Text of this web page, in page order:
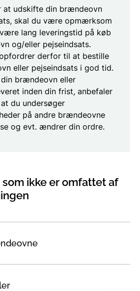
at udskifte din brændeovn
skal du være opmærksom
lang leveringstid på køb
og/eller pejseindsats.
derfor til at bestille
eller pejseindsats i god tid.
brændeovn eller
inden din frist, anbefaler
du undersøger
på andre brændeovne
og evt. ændrer din ordre.
ikke er omfattet af